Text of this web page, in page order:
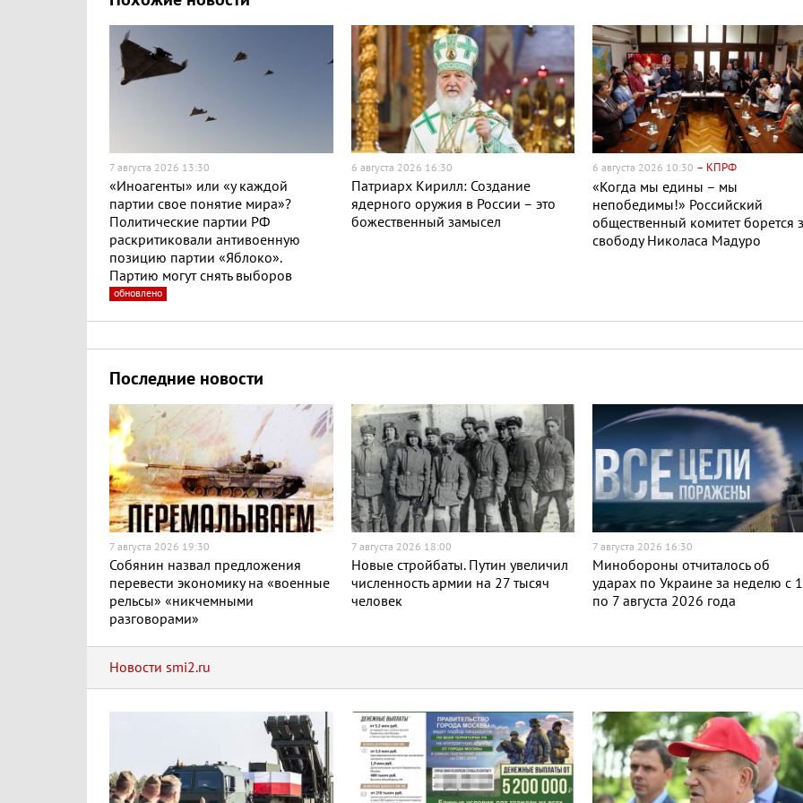
7 августа 2026 13:30
«Иноагенты» или «у каждой
партии свое понятие мира»?
Политические партии РФ
раскритиковали антивоенную
позицию партии «Яблоко».
Партию могут снять выборов
обновлено
6 августа 2026 16:30
Патриарх Кирилл: Создание
ядерного оружия в России – это
божественный замысел
6 августа 2026 10:30 – КПРФ
«Когда мы едины – мы
непобедимы!» Российский
общественный комитет борется
свободу Николаса Мадуро
Последние новости
7 августа 2026 19:30
Собянин назвал предложения
перевести экономику на «военные
рельсы» «никчемными
разговорами»
7 августа 2026 18:00
Новые стройбаты. Путин увеличил
численность армии на 27 тысяч
человек
7 августа 2026 16:30
Минобороны отчиталось об
ударах по Украине за неделю с 1
по 7 августа 2026 года
Новости smi2.ru